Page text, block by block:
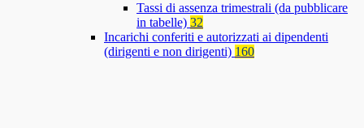
Tassi di assenza trimestrali (da pubblicare
in tabelle) 32
Incarichi conferiti e autorizzati ai dipendenti
(dirigenti e non dirigenti) 160